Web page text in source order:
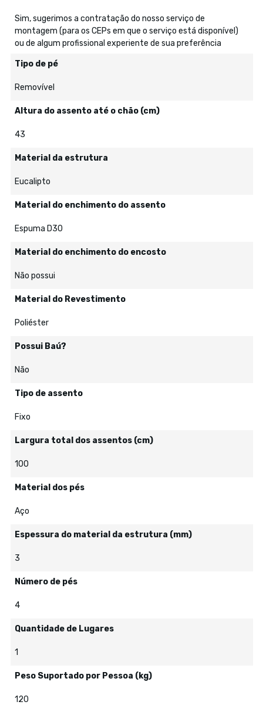
Sim, sugerimos a contratação do nosso serviço de
montagem (para os CEPs em que o serviço está disponível)
ou de algum profissional experiente de sua preferência
Tipo de pé
Removível
Altura do assento até o chão (cm)
43
Material da estrutura
Eucalipto
Material do enchimento do assento
Espuma D30
Material do enchimento do encosto
Não possui
Material do Revestimento
Poliéster
Possui Baú?
Não
Tipo de assento
Fixo
Largura total dos assentos (cm)
100
Material dos pés
Aço
Espessura do material da estrutura (mm)
3
Número de pés
4
Quantidade de Lugares
1
Peso Suportado por Pessoa (kg)
120